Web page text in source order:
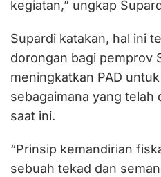
kegiatan,” ungkap
Supardi katakan, hal ini
dorongan bagi pemprov
meningkatkan PAD
sebagaimana yang telah
saat ini.
“Prinsip kemandirian
sebuah tekad dan